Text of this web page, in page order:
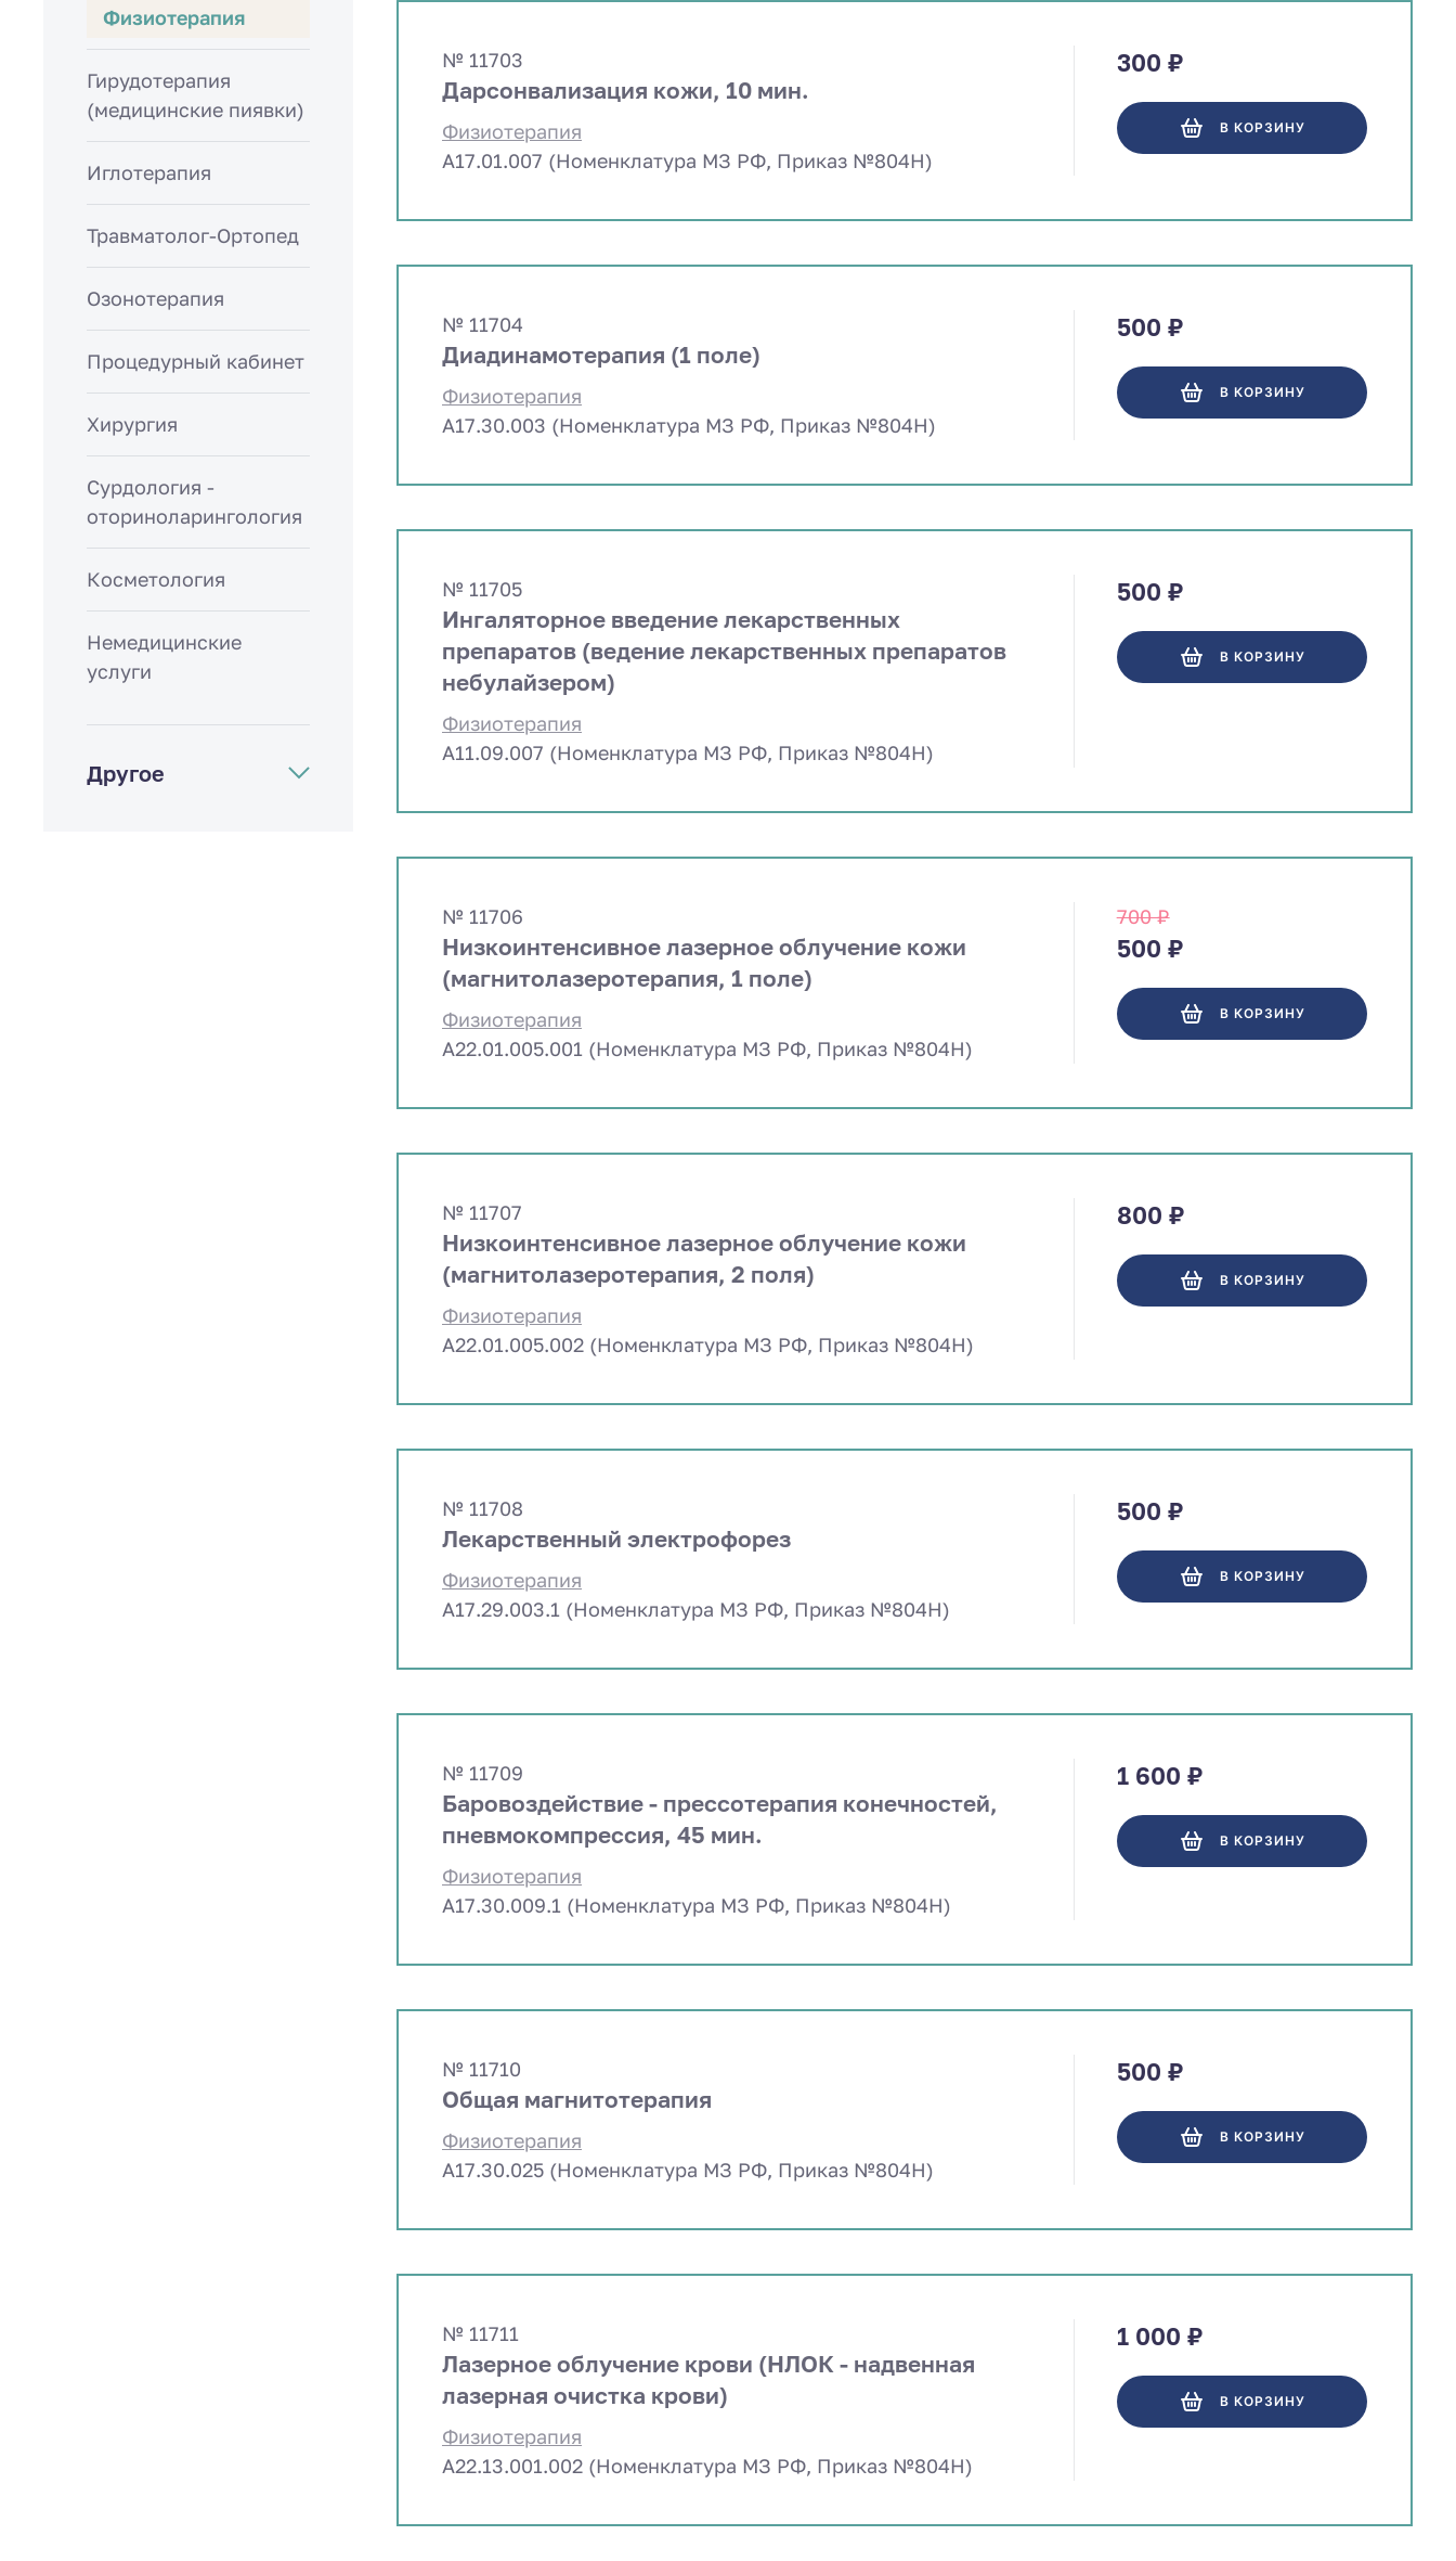
Физиотерапия
Гирудотерапия
(медицинские пиявки)
Иглотерапия
Травматолог-Ортопед
Озонотерапия
Процедурный кабинет
Хирургия
Сурдология -
оториноларингология
Косметология
Немедицинские
услуги
Другое
№ 11703
Дарсонвализация кожи, 10 мин.
Физиотерапия
A17.01.007 (Номенклатура МЗ РФ, Приказ №804Н)
300 ₽
В КОРЗИНУ
№ 11704
Диадинамотерапия (1 поле)
Физиотерапия
A17.30.003 (Номенклатура МЗ РФ, Приказ №804Н)
500 ₽
В КОРЗИНУ
№ 11705
Ингаляторное введение лекарственных
препаратов (ведение лекарственных препаратов
небулайзером)
Физиотерапия
A11.09.007 (Номенклатура МЗ РФ, Приказ №804Н)
500 ₽
В КОРЗИНУ
№ 11706
Низкоинтенсивное лазерное облучение кожи
(магнитолазеротерапия, 1 поле)
Физиотерапия
A22.01.005.001 (Номенклатура МЗ РФ, Приказ №804Н)
700 ₽
500 ₽
В КОРЗИНУ
№ 11707
Низкоинтенсивное лазерное облучение кожи
(магнитолазеротерапия, 2 поля)
Физиотерапия
A22.01.005.002 (Номенклатура МЗ РФ, Приказ №804Н)
800 ₽
В КОРЗИНУ
№ 11708
Лекарственный электрофорез
Физиотерапия
A17.29.003.1 (Номенклатура МЗ РФ, Приказ №804Н)
500 ₽
В КОРЗИНУ
№ 11709
Баровоздействие - прессотерапия конечностей,
пневмокомпрессия, 45 мин.
Физиотерапия
A17.30.009.1 (Номенклатура МЗ РФ, Приказ №804Н)
1 600 ₽
В КОРЗИНУ
№ 11710
Общая магнитотерапия
Физиотерапия
A17.30.025 (Номенклатура МЗ РФ, Приказ №804Н)
500 ₽
В КОРЗИНУ
№ 11711
Лазерное облучение крови (НЛОК - надвенная
лазерная очистка крови)
Физиотерапия
A22.13.001.002 (Номенклатура МЗ РФ, Приказ №804Н)
1 000 ₽
В КОРЗИНУ